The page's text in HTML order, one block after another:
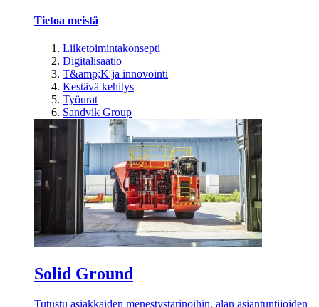
Tietoa meistä
Liiketoimintakonsepti
Digitalisaatio
T&amp;K ja innovointi
Kestävä kehitys
Työurat
Sandvik Group
Solid Ground
Tutustu asiakkaiden menestystarinoihin, alan asiantuntijoiden